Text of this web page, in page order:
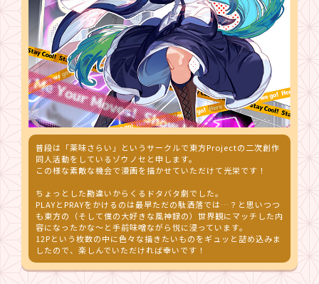
普段は「薬味さらい」というサークルで東方Projectの二次創作
同人活動をしているゾウノセと申します。
この様な素敵な機会で漫画を描かせていただけて光栄です！
ちょっとした勘違いからくるドタバタ劇でした。
PLAYとPRAYをかけるのは最早ただの駄洒落では…？と思いつつ
も東方の（そして僕の大好きな風神録の）世界観にマッチした内
容になったかな〜と手前味噌ながら悦に浸っています。
12Pという枚数の中に色々な描きたいものをギュッと詰め込みま
したので、楽しんでいただければ幸いです！